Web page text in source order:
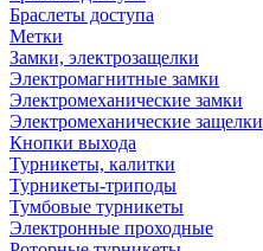
Браслеты доступа
Метки
Замки, электрозащелки
Электромагнитные замки
Электромеханические замки
Электромеханические защелки
Кнопки выхода
Турникеты, калитки
Турникеты-триподы
Тумбовые турникеты
Электронные проходные